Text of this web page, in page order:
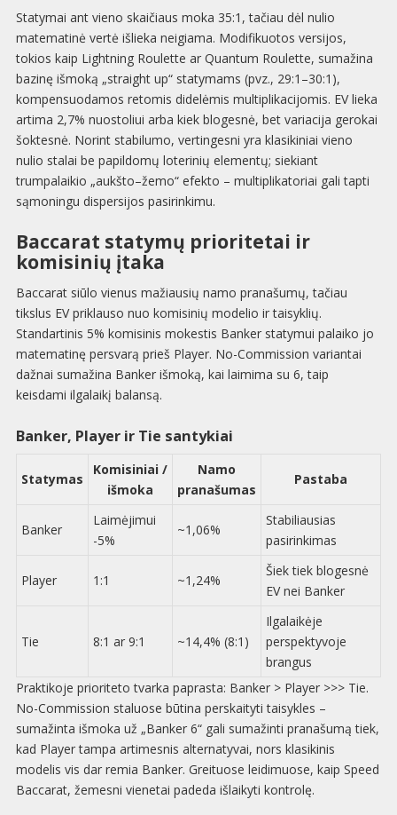
Statymai ant vieno skaičiaus moka 35:1, tačiau dėl nulio
matematinė vertė išlieka neigiama. Modifikuotos versijos,
tokios kaip Lightning Roulette ar Quantum Roulette, sumažina
bazinę išmoką „straight up“ statymams (pvz., 29:1–30:1),
kompensuodamos retomis didelėmis multiplikacijomis. EV lieka
artima 2,7% nuostoliui arba kiek blogesnė, bet variacija gerokai
šoktesnė. Norint stabilumo, vertingesni yra klasikiniai vieno
nulio stalai be papildomų loterinių elementų; siekiant
trumpalaikio „aukšto–žemo“ efekto – multiplikatoriai gali tapti
sąmoningu dispersijos pasirinkimu.
Baccarat statymų prioritetai ir
komisinių įtaka
Baccarat siūlo vienus mažiausių namo pranašumų, tačiau
tikslus EV priklauso nuo komisinių modelio ir taisyklių.
Standartinis 5% komisinis mokestis Banker statymui palaiko jo
matematinę persvarą prieš Player. No-Commission variantai
dažnai sumažina Banker išmoką, kai laimima su 6, taip
keisdami ilgalaikį balansą.
Banker, Player ir Tie santykiai
Statymas
Komisiniai /
išmoka
Namo
pranašumas
Pastaba
Banker
Laimėjimui
-5%
~1,06%
Stabiliausias
pasirinkimas
Player 1:1 ~1,24%
Šiek tiek blogesnė
EV nei Banker
Tie 8:1 ar 9:1 ~14,4% (8:1)
Ilgalaikėje
perspektyvoje
brangus
Praktikoje prioriteto tvarka paprasta: Banker > Player >>> Tie.
No-Commission staluose būtina perskaityti taisykles –
sumažinta išmoka už „Banker 6“ gali sumažinti pranašumą tiek,
kad Player tampa artimesnis alternatyvai, nors klasikinis
modelis vis dar remia Banker. Greituose leidimuose, kaip Speed
Baccarat, žemesni vienetai padeda išlaikyti kontrolę.